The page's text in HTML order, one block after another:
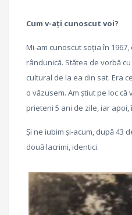
Cum v-ați cunoscut voi?
Mi-am cunoscut soția în
rândunică. Stătea de vorbă
cultural de la ea din sat. Era
o văzusem. Am știut pe loc
prieteni 5 ani de zile, iar apoi,
Și ne iubim și-acum, după 43
două lacrimi, identici.